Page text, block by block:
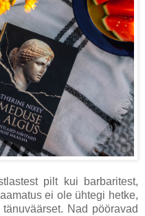
pilt kui barbaritest,
ei ole ühtegi hetke,
Nad pööravad